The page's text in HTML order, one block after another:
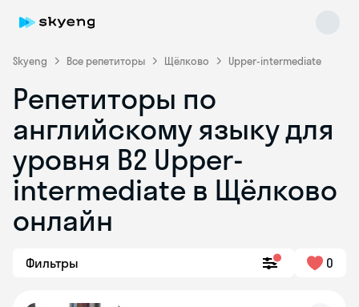
Skyeng Все репетиторы Щёлково Upper-intermediate
Репетиторы по
английскому языку для
уровня B2 Upper-
intermediate в Щёлково
онлайн
Фильтры 0
Skyeng Chat
online